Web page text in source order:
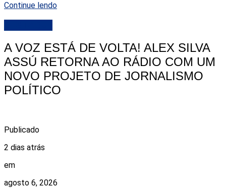
Continue lendo
A VOZ ESTÁ DE VOLTA! ALEX SILVA
ASSÚ RETORNA AO RÁDIO COM UM
NOVO PROJETO DE JORNALISMO
POLÍTICO
Publicado
2 dias atrás
em
agosto 6, 2026